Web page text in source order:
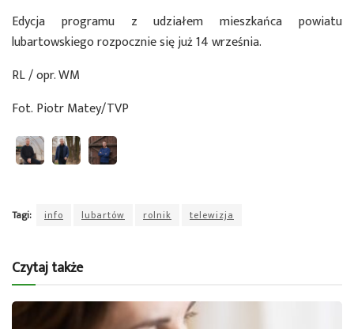
Edycja programu z udziałem mieszkańca powiatu
lubartowskiego rozpocznie się już 14 września.
RL / opr. WM
Fot. Piotr Matey/TVP
Tagi: info lubartów rolnik telewizja
Czytaj także